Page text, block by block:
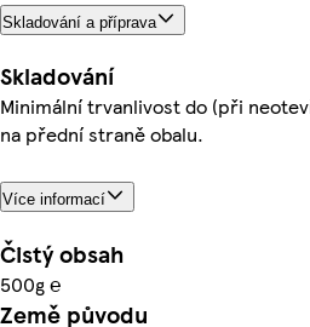
Skladování a příprava
Skladování
Minimální trvanlivost do (při
na přední straně obalu.
Více informací
Čistý obsah
500g ℮
Země původu